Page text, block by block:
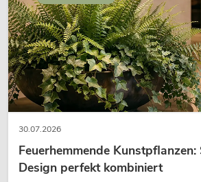
30.07.2026
Feuerhemmende
Design perfekt kombiniert